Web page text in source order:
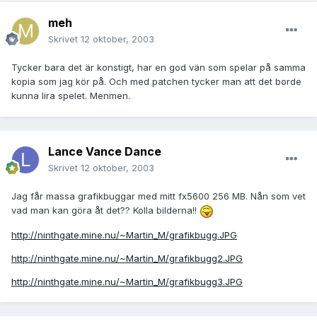
meh
Skrivet 12 oktober, 2003
Tycker bara det är konstigt, har en god vän som spelar på samma
kopia som jag kör på. Och med patchen tycker man att det borde
kunna lira spelet. Menmen.
Lance Vance Dance
Skrivet 12 oktober, 2003
Jag får massa grafikbuggar med mitt fx5600 256 MB. Nån som vet
vad man kan göra åt det?? Kolla bilderna!!
http://ninthgate.mine.nu/~Martin_M/grafikbugg.JPG
http://ninthgate.mine.nu/~Martin_M/grafikbugg2.JPG
http://ninthgate.mine.nu/~Martin_M/grafikbugg3.JPG